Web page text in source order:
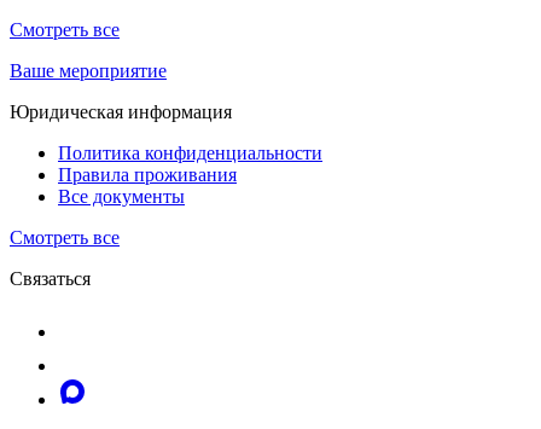
Смотреть все
Ваше мероприятие
Юридическая информация
Политика конфиденциальности
Правила проживания
Все документы
Смотреть все
Связаться